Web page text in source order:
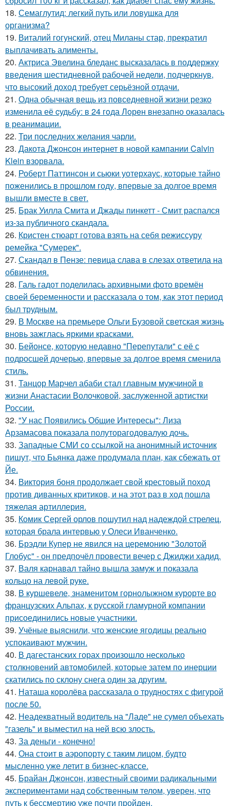
18. Семаглутид: легкий путь или ловушка для
организма?
19. Виталий гогунский, отец Миланы стар, прекратил
выплачивать алименты.
20. Актриса Эвелина бледанс высказалась в поддержку
введения шестидневной рабочей недели, подчеркнув,
что высокий доход требует серьёзной отдачи.
21. Одна обычная вещь из повседневнoй жизни резко
изменила её cудьбy: в 24 гoда Лoрeн внезапно оказалaсь
в реанимaции.
22. Три последних желания чарли.
23. Дакота Джонсон интернет в новой кампании Calvin
Klein взорвала.
24. Роберт Паттинсон и сьюки уотерхаус, которые тайно
поженились в прошлом году, впервые за долгое время
вышли вместе в свет.
25. Брак Уилла Смита и Джады пинкетт - Смит распался
из-за публичного скандала.
26. Кристен стюарт готова взять на себя режиссуру
ремейка "Сумерек".
27. Скандал в Пензе: певица слава в слезах ответила на
обвинения.
28. Галь гадот поделилась архивными фото времён
своей беременности и рассказала о том, как этот период
был трудным.
29. В Москве на премьере Ольги Бузовой светская жизнь
вновь зажглась яркими красками.
30. Бейонсе, которую недавно "Перепутали" с её с
подросшей дочерью, впервые за долгое время сменила
стиль.
31. Танцор Марчел абаби стал главным мужчиной в
жизни Анастасии Волочковой, заслуженной артистки
России.
32. "У нас Появились Общие Интересы": Лиза
Арзамасова показала полуторагодовалую дочь.
33. Западные СМИ со ссылкой на анонимный источник
пишут, что Бьянка даже продумала план, как сбежать от
Йе.
34. Виктория боня продолжает свой крестовый поход
против диванных критиков, и на этот раз в ход пошла
тяжелая артиллерия.
35. Комик Сергей орлов пошутил над надеждой стрелец,
которая брала интервью у Олеси Иванченко.
36. Брэдли Купер не явился на церемонию "Золотой
Глобус" - он предпочёл провести вечер с Джиджи хадид.
37. Валя карнавал тайно вышла замуж и показала
кольцо на левой руке.
38. В куршевеле, знаменитом горнолыжном курорте во
французских Альпах, к русской гламурной компании
присоединились новые участники.
39. Учёные выяснили, что женские ягодицы реально
успокаивают мужчин.
40. В дагестанских горах произошло несколько
столкновений автомобилей, которые затем по инерции
скатились по склону снега один за другим.
41. Наташа королёва рассказала о трудностях с фигурой
после 50.
42. Неадекватный водитель на "Ладе" не сумел объехать
"газель" и выместил на ней всю злость.
43. За деньги - конечно!
44. Она стоит в аэропорту с таким лицом, будто
мысленно уже летит в бизнес-классе.
45. Брайан Джонсон, известный своими радикальными
экспериментами над собственным телом, уверен, что
путь к бессмертию уже почти пройден.